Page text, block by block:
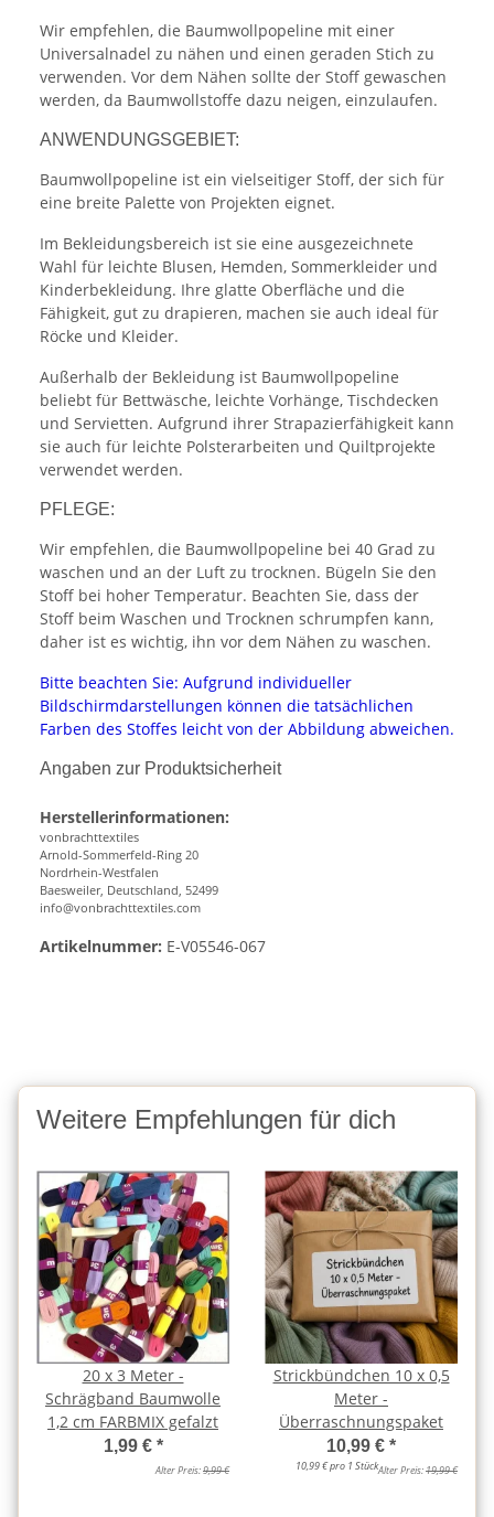
Wir empfehlen, die Baumwollpopeline mit einer
Universalnadel zu nähen und einen geraden Stich zu
verwenden. Vor dem Nähen sollte der Stoff gewaschen
werden, da Baumwollstoffe dazu neigen, einzulaufen.
ANWENDUNGSGEBIET:
Baumwollpopeline ist ein vielseitiger Stoff, der sich für
eine breite Palette von Projekten eignet.
Im Bekleidungsbereich ist sie eine ausgezeichnete
Wahl für leichte Blusen, Hemden, Sommerkleider und
Kinderbekleidung. Ihre glatte Oberfläche und die
Fähigkeit, gut zu drapieren, machen sie auch ideal für
Röcke und Kleider.
Außerhalb der Bekleidung ist Baumwollpopeline
beliebt für Bettwäsche, leichte Vorhänge, Tischdecken
und Servietten. Aufgrund ihrer Strapazierfähigkeit kann
sie auch für leichte Polsterarbeiten und Quiltprojekte
verwendet werden.
PFLEGE:
Wir empfehlen, die Baumwollpopeline bei 40 Grad zu
waschen und an der Luft zu trocknen. Bügeln Sie den
Stoff bei hoher Temperatur. Beachten Sie, dass der
Stoff beim Waschen und Trocknen schrumpfen kann,
daher ist es wichtig, ihn vor dem Nähen zu waschen.
Bitte beachten Sie: Aufgrund individueller
Bildschirmdarstellungen können die tatsächlichen
Farben des Stoffes leicht von der Abbildung abweichen.
Angaben zur Produktsicherheit
Herstellerinformationen:
vonbrachttextiles
Arnold-Sommerfeld-Ring 20
Nordrhein-Westfalen
Baesweiler, Deutschland, 52499
info@vonbrachttextiles.com
Artikelnummer: E-V05546-067
Weitere Empfehlungen für dich
20 x 3 Meter -
Schrägband Baumwolle
1,2 cm FARBMIX gefalzt
1,99 € *
Alter Preis:9,99 €
Strickbündchen 10 x 0,5
Meter -
Überraschnungspaket
10,99 € *
10,99 € pro 1 StückAlter Preis:19,99 €